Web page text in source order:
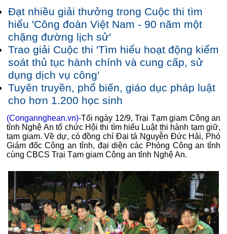
Đạt nhiều giải thưởng trong Cuộc thi tìm
hiểu 'Công đoàn Việt Nam - 90 năm một
chặng đường lịch sử'
Trao giải Cuộc thi 'Tìm hiểu hoạt động kiểm
soát thủ tục hành chính và cung cấp, sử
dụng dịch vụ công'
Tuyên truyền, phổ biến, giáo dục pháp luật
cho hơn 1.200 học sinh
(Congannghean.vn)-Tối ngày 12/9, Trại Tạm giam Công an
tỉnh Nghệ An tổ chức Hội thi tìm hiểu Luật thi hành tạm giữ,
tạm giam. Về dự, có đồng chí Đại tá Nguyễn Đức Hải, Phó
Giám đốc Công an tỉnh, đại diện các Phòng Công an tỉnh
cùng CBCS Trại Tạm giam Công an tỉnh Nghệ An.